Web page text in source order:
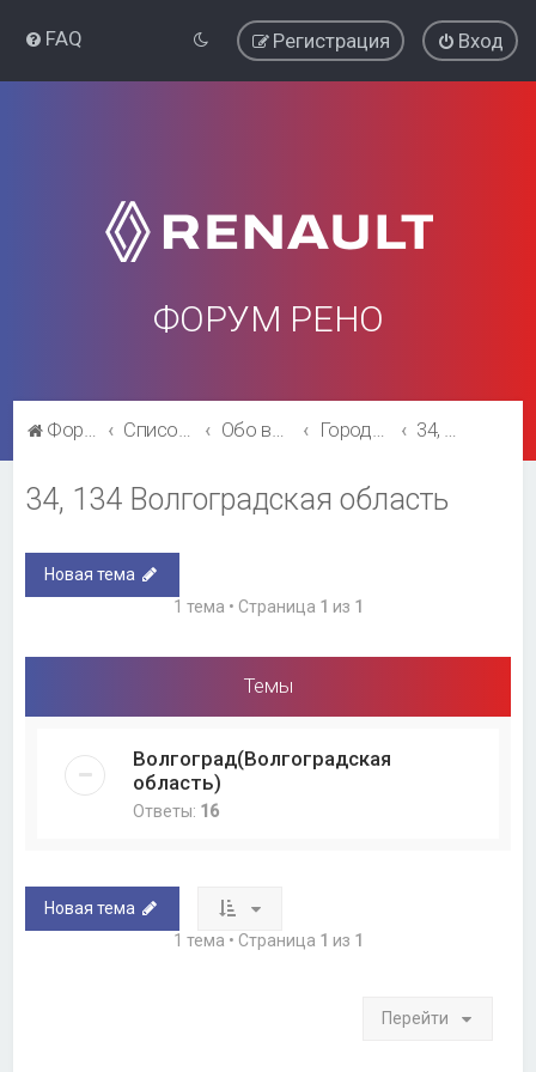
FAQ Вход
Регистрация
ФОРУМ РЕНО
Форум Рено Список форумов Обо всём остальном Города и регионы. 34, 134 Волгоградская область
34, 134 Волгоградская область
Новая тема
1 тема • Страница 1 из 1
Темы
Волгоград(Волгоградская
область)
Ответы: 16
Новая тема
1 тема • Страница 1 из 1
Перейти